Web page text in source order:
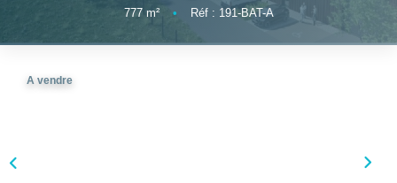
Notre Équipe
777m² • Réf : 191-BAT-A
A vendre